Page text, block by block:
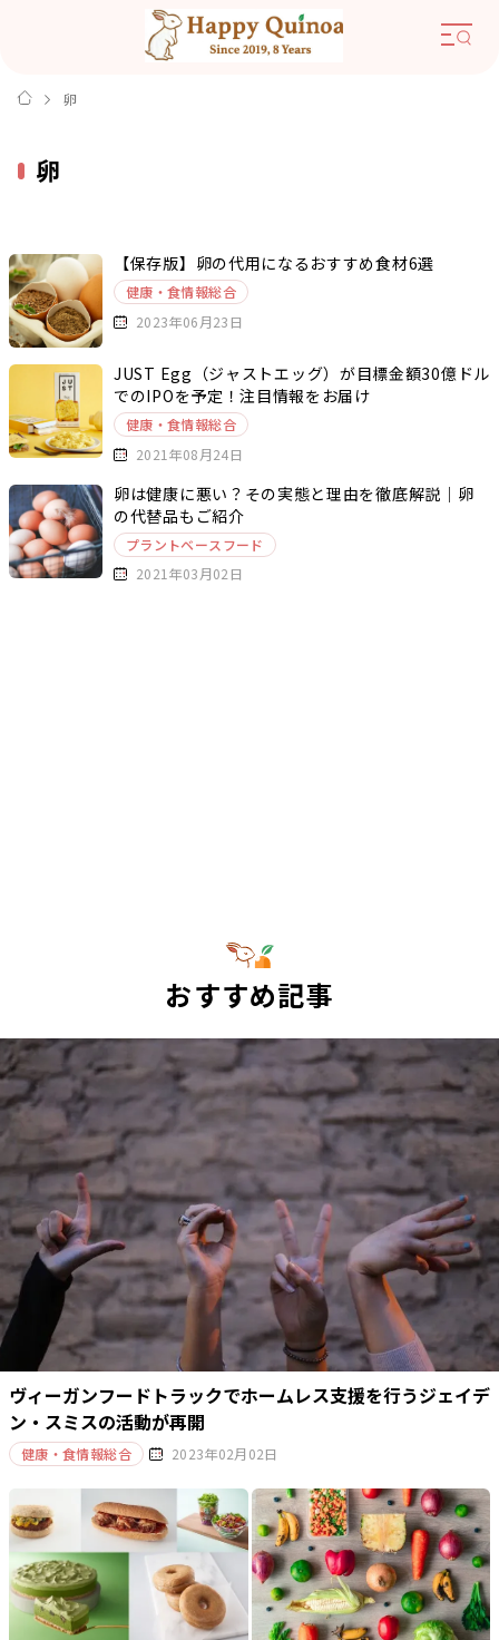
卵
卵
【保存版】卵の代用になるおすすめ食材6選
健康・食情報総合
2023年06月23日
JUST Egg（ジャストエッグ）が目標金額30億ドル
でのIPOを予定！注目情報をお届け
健康・食情報総合
2021年08月24日
卵は健康に悪い？その実態と理由を徹底解説｜卵
の代替品もご紹介
プラントベースフード
2021年03月02日
おすすめ記事
ヴィーガンフードトラックでホームレス支援を行うジェイデ
ン・スミスの活動が再開
健康・食情報総合 2023年02月02日